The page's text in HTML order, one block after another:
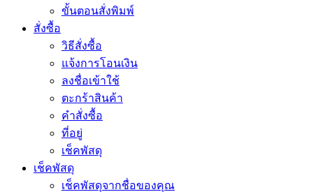
ขั้นตอนสั่งพิมพ์
สั่งซื้อ
วิธีสั่งซื้อ
แจ้งการโอนเงิน
ลงชื่อเข้าใช้
ตะกร้าสินค้า
คำสั่งซื้อ
ที่อยู่
เช็คพัสดุ
เช็คพัสดุ
เช็คพัสดุจากชื่อของคุณ